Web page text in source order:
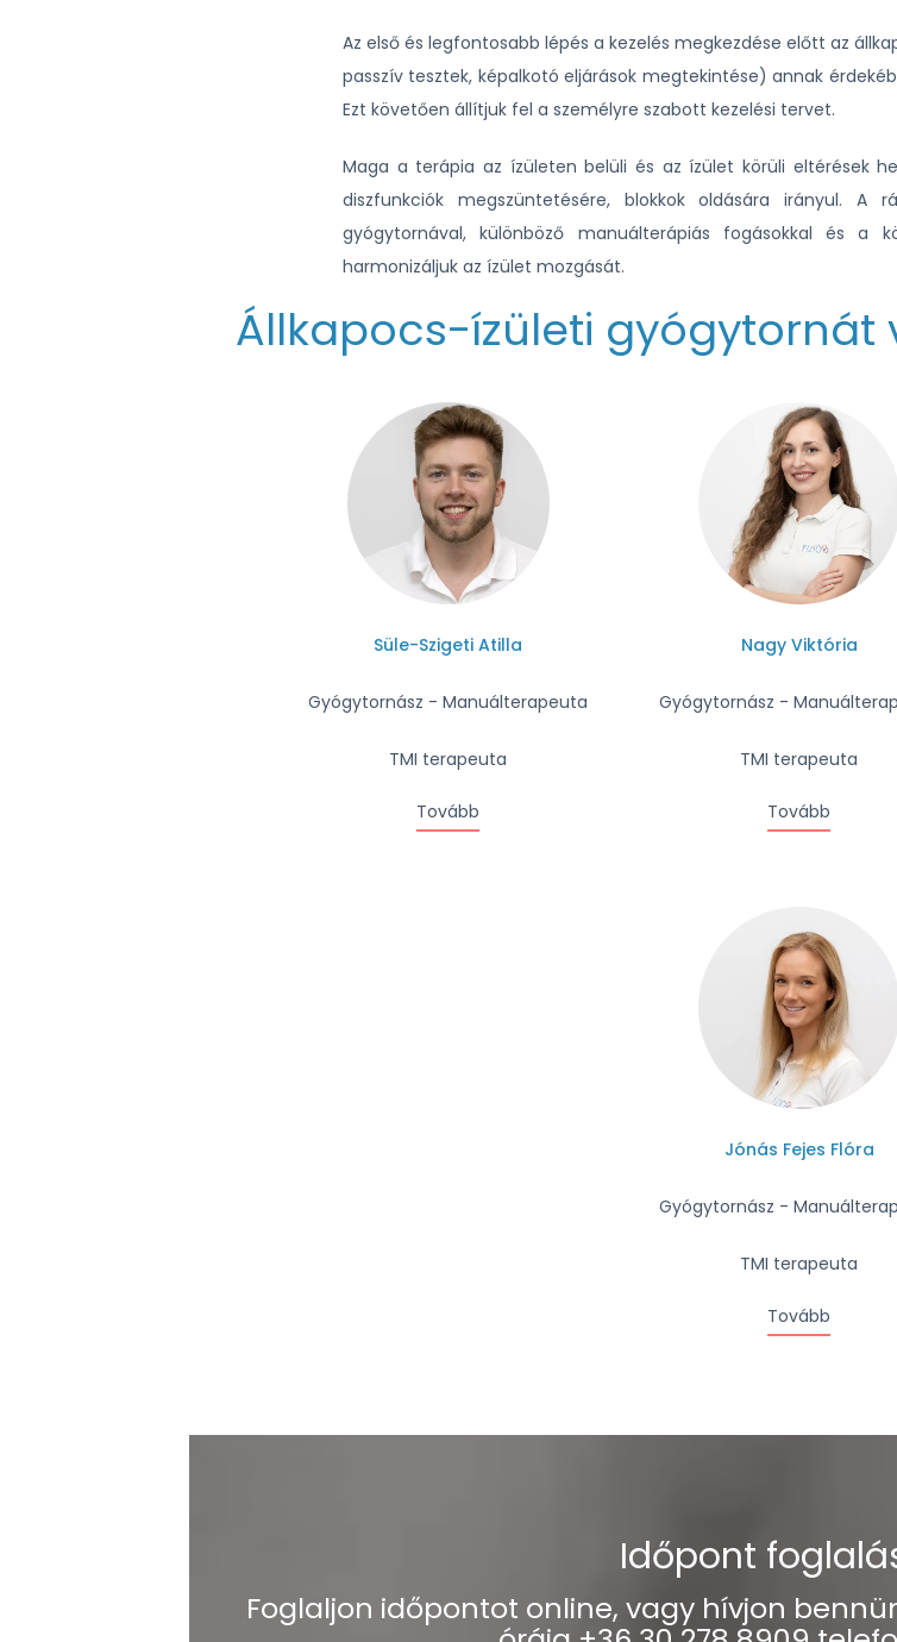
Az első és legfontosabb lépés a kezelés megkezdése előtt az
passzív tesztek, képalkotó eljárások megtekintése) annak
Ezt követően állítjuk fel a személyre szabott kezelési tervet.
Maga a terápia az ízületen belüli és az ízület körüli eltérések
diszfunkciók megszüntetésére, blokkok oldására irányul. A
gyógytornával, különböző manuálterápiás fogásokkal és a
harmonizáljuk az ízület mozgását.
Állkapocs-ízületi gyógytornát
Süle-Szigeti Atilla
Gyógytornász - Manuálterapeuta
TMI terapeuta
Tovább
Nagy Viktória
Gyógytornász -
TMI terapeuta
Tovább
Jónás Fejes Flóra
Gyógytornász -
TMI terapeuta
Tovább
Időpont
Foglaljon időpontot online, vagy hívjon